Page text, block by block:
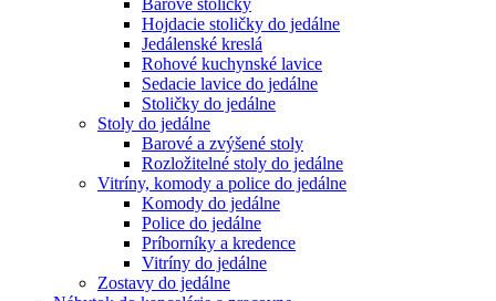
Hojdacie stoličky do jedálne
Jedálenské kreslá
Rohové kuchynské lavice
Sedacie lavice do jedálne
Stoličky do jedálne
Stoly do jedálne
Barové a zvýšené stoly
Rozložitelné stoly do jedálne
Vitríny, komody a police do jedálne
Komody do jedálne
Police do jedálne
Príborníky a kredence
Vitríny do jedálne
Zostavy do jedálne